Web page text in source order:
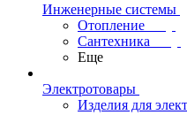
Инженерные системы
Отопление
Сантехника
Еще
Электротовары
Изделия для